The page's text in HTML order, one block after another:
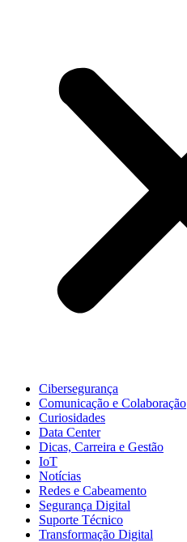
Cibersegurança
Comunicação e Colaboração
Curiosidades
Data Center
Dicas, Carreira e Gestão
IoT
Notícias
Redes e Cabeamento
Segurança Digital
Suporte Técnico
Transformação Digital